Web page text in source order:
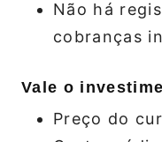
Não há
cobranças
Vale o
Preço do